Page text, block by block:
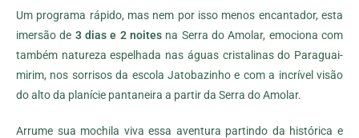
Um programa rápido, mas nem por isso menos encantador, esta
imersão de 3 dias e 2 noites na Serra do Amolar, emociona com
também natureza espelhada nas águas cristalinas do Paraguai-
mirim, nos sorrisos da escola Jatobazinho e com a incrível visão
do alto da planície pantaneira a partir da Serra do Amolar.
Arrume sua mochila viva essa aventura partindo da histórica e